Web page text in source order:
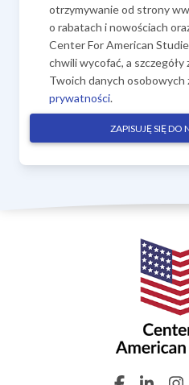
otrzymywanie od strony
o rabatach i nowościach
Center For American
chwili wycofać, a
Twoich danych osobowych
prywatności.
ZAPISUJĘ SIĘ DO